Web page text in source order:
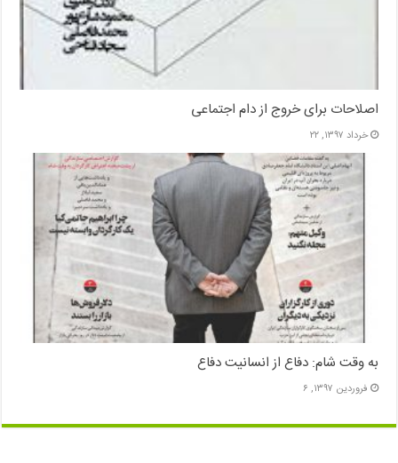
اصلاحات برای خروج از دام اجتماعی
خرداد ۱۳۹۷, ۲۲
به وقت شام: دفاع از انسانیت دفاع
فروردین ۱۳۹۷, ۶